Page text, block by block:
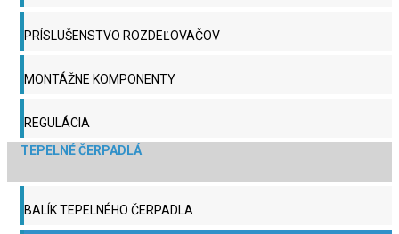
PRÍSLUŠENSTVO ROZDEĽOVAČOV
MONTÁŽNE KOMPONENTY
REGULÁCIA
TEPELNÉ ČERPADLÁ
BALÍK TEPELNÉHO ČERPADLA